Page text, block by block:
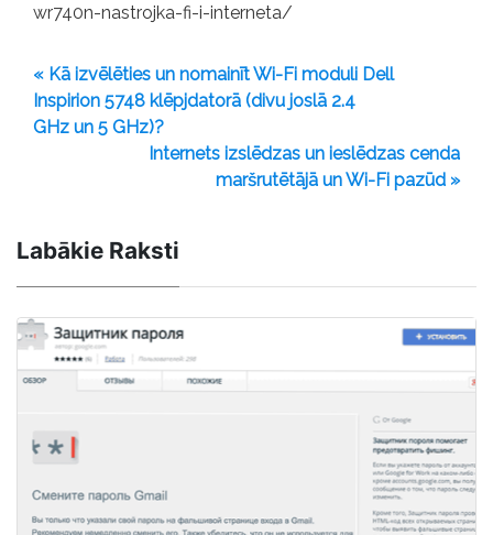
wr740n-nastrojka-fi-i-interneta/
« Kā izvēlēties un nomainīt Wi-Fi moduli Dell
Inspirion 5748 klēpjdatorā (divu joslā 2.4
GHz un 5 GHz)?
Internets izslēdzas un ieslēdzas cenda
maršrutētājā un Wi-Fi pazūd »
Labākie Raksti